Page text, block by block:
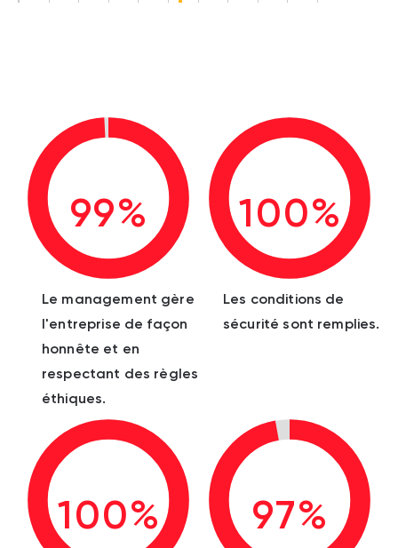
99%
Le management gère
l'entreprise de façon
honnête et en
respectant des règles
éthiques.
100%
Les conditions de
sécurité sont remplies.
100% 97%